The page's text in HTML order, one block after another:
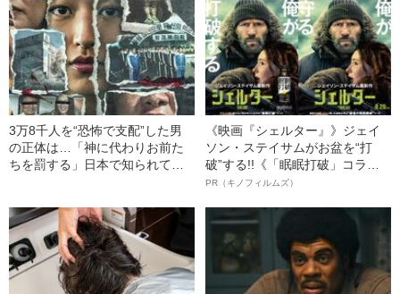
3万8千人を“恐怖で支配”した男
の正体は…「神に代わりお前た
ちを罰する」日本で知られてい
《映画『シェルター』》ジェイ
ソン・ステイサムがお盆を“打
破”する!!《「眠眠打破」コラ
ボ》
PR（キノフィルムズ）